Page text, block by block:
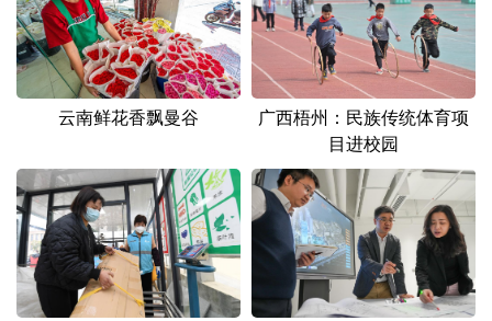
云南鲜花香飘曼谷
广西梧州：民族传统体育项
目进校园